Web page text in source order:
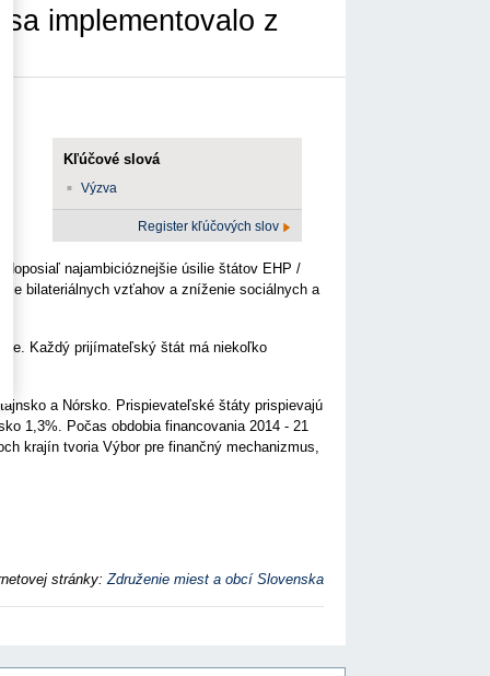
implementovalo z
Kľúčové slová
Výzva
Register kľúčových slov
najambicióznejšie úsilie štátov EHP /
bilateriálnych vzťahov a zníženie sociálnych a
Každý prijímateľský štát má niekoľko
a Nórsko. Prispievateľské štáty prispievajú
1,3%. Počas obdobia financovania 2014 - 21
krajín tvoria Výbor pre finančný mechanizmus,
stránky:Združenie miest a obcí Slovenska